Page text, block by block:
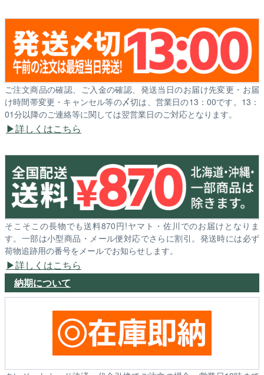
ご注文商品の確認、ご入金の確認、発送当日のお届け先変更・お届
け時間帯変更・キャンセル等の〆切は、営業日の13：00です。13：
01分以降のご連絡等に関しては翌営業日のご対応となります。
詳しくはこちら
そこそこの長物でも送料870円!ヤマト・佐川でのお届けとなりま
す。一部は小型商品・メール便対応でさらに割引。発送時には必ず
荷物追跡用の番号をメールでお知らせします。
詳しくはこちら
納期について